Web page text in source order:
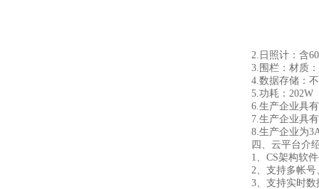
2.日照计：含
3.围栏：材质：
4.数据存储：不
5.功耗：202W
6.生产企业具有
7.生产企业具有
8.生产企业为3A
四、云平台介
1、CS架构软件
2、支持多帐号
3、支持实时数